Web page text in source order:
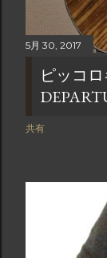
5月 30, 2017
ピッコ
共有